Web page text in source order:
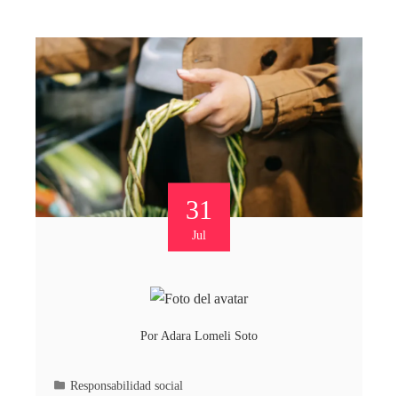
31
Jul
PorAdara Lomeli Soto
Responsabilidad social